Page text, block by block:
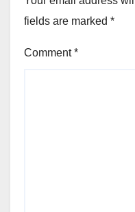
fields are marked *
Comment*